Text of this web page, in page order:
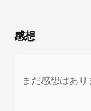
感想
まだ感想はあり